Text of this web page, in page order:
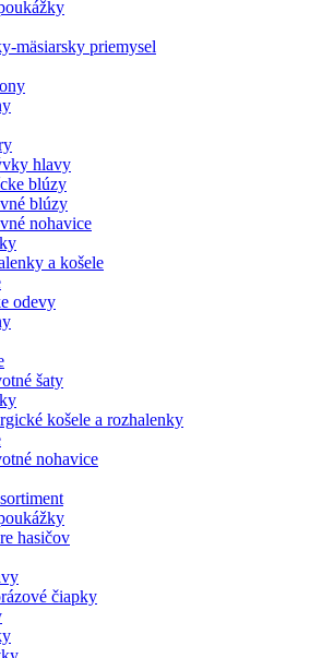
mäsiarsky priemysel
hlavy
blúzy
blúzy
nohavice
a košele
odevy
šaty
košele a rozhalenky
nohavice
hasičov
čiapky